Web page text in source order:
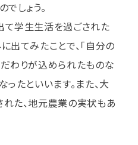
しょう。
て学生生活を過ごされた
出てみたことで、「自分の
わりが込められたものな
ったといいます。また、大
た、地元農業の実状もあ